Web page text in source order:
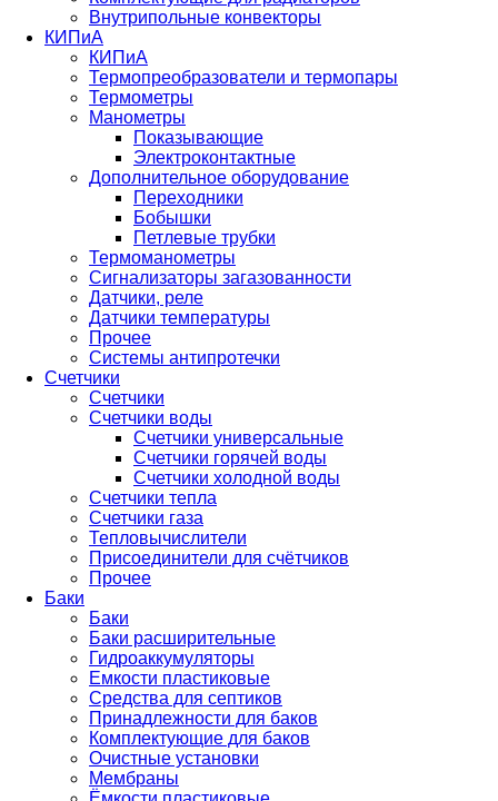
Внутрипольные конвекторы
КИПиА
КИПиА
Термопреобразователи и термопары
Термометры
Манометры
Показывающие
Электроконтактные
Дополнительное оборудование
Переходники
Бобышки
Петлевые трубки
Термоманометры
Сигнализаторы загазованности
Датчики, реле
Датчики температуры
Прочее
Системы антипротечки
Счетчики
Счетчики
Счетчики воды
Счетчики универсальные
Счетчики горячей воды
Счетчики холодной воды
Счетчики тепла
Счетчики газа
Тепловычислители
Присоединители для счётчиков
Прочее
Баки
Баки
Баки расширительные
Гидроаккумуляторы
Емкости пластиковые
Средства для септиков
Принадлежности для баков
Комплектующие для баков
Очистные установки
Мембраны